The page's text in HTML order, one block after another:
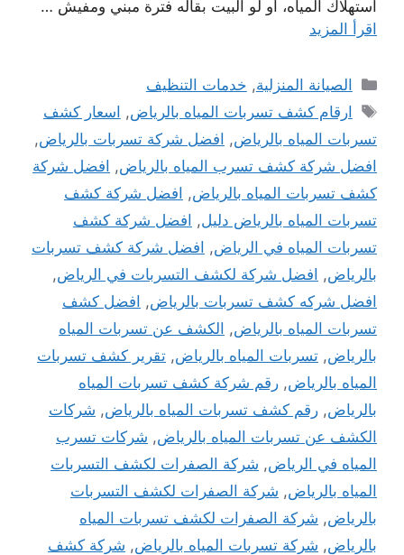
استهلاك المياه، أو لو البيت بقاله فترة مبني ومفيش …
اقرأ المزيد
التصنيفات
الصيانة المنزلية, خدمات التنظيف
الوسوم
ارقام كشف تسربات المياه بالرياض, اسعار كشف
تسربات المياه بالرياض, افضل شركة تسربات بالرياض,
افضل شركة كشف تسرب المياه بالرياض, افضل شركة
كشف تسربات المياه بالرياض, افضل شركة كشف
تسربات المياه بالرياض دليل, افضل شركة كشف
تسربات المياه في الرياض, افضل شركة كشف تسربات
بالرياض, افضل شركة لكشف التسربات في الرياض,
افضل شركه كشف تسربات بالرياض, افضل كشف
تسربات المياه بالرياض, الكشف عن تسربات المياه
بالرياض, تسربات المياه بالرياض, تقرير كشف تسربات
المياه بالرياض, رقم شركة كشف تسربات المياه
بالرياض, رقم كشف تسربات المياه بالرياض, شركات
الكشف عن تسربات المياه بالرياض, شركات تسرب
المياه في الرياض, شركة الصفرات لكشف التسربات
المياه بالرياض, شركة الصفرات لكشف التسربات
بالرياض, شركة الصفرات لكشف تسربات المياه
بالرياض, شركة تسربات المياه بالرياض, شركة كشف